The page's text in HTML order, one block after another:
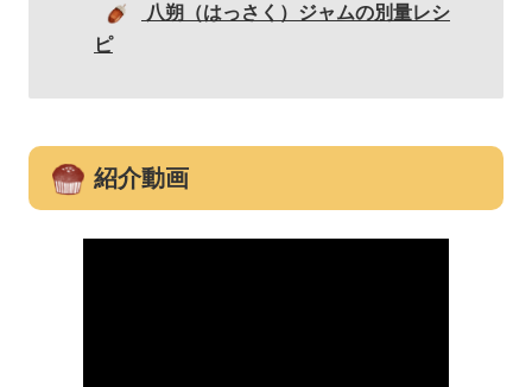
八朔（はっさく）ジャムの別量レシ
ピ
紹介動画